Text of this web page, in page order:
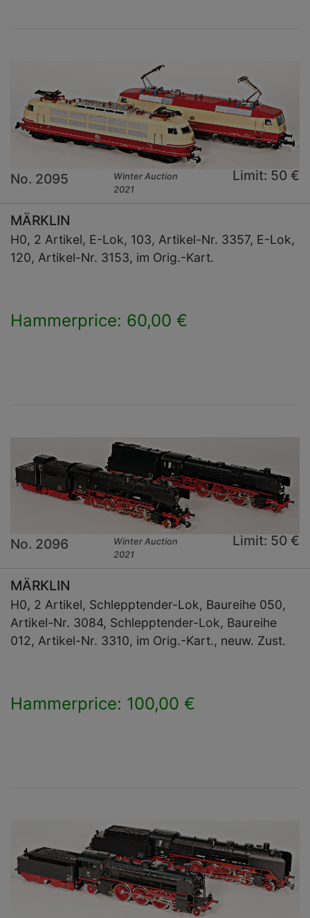
No. 2095
Winter Auction
2021
Limit: 50 €
MÄRKLIN
H0, 2 Artikel, E-Lok, 103, Artikel-Nr. 3357, E-Lok,
120, Artikel-Nr. 3153, im Orig.-Kart.
Hammerprice: 60,00 €
No. 2096
Winter Auction
2021
Limit: 50 €
MÄRKLIN
H0, 2 Artikel, Schlepptender-Lok, Baureihe 050,
Artikel-Nr. 3084, Schlepptender-Lok, Baureihe
012, Artikel-Nr. 3310, im Orig.-Kart., neuw. Zust.
Hammerprice: 100,00 €